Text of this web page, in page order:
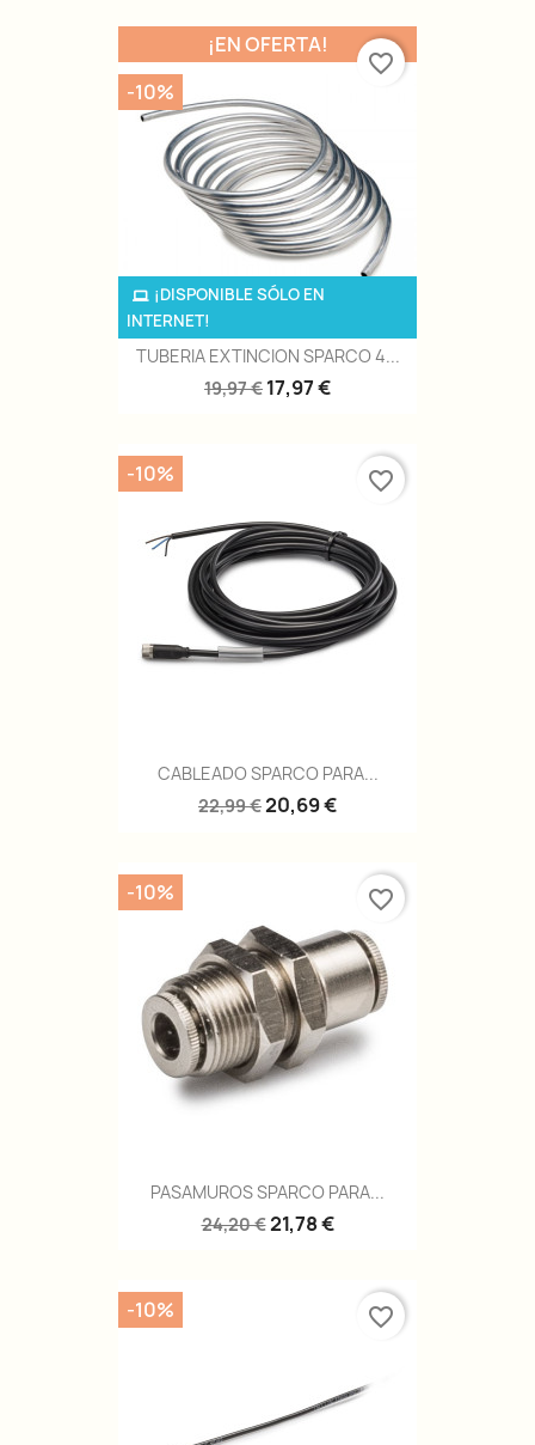
TUBERIA EXTINCION SPARCO 4...
19,97 € 17,97 €
¡DISPONIBLE SÓLO EN
INTERNET!
¡EN OFERTA!
-10%
favorite_border
CABLEADO SPARCO PARA...
22,99 €20,69 €
-10% favorite_border
PASAMUROS SPARCO PARA...
24,20 €21,78 €
-10% favorite_border
-10% favorite_border